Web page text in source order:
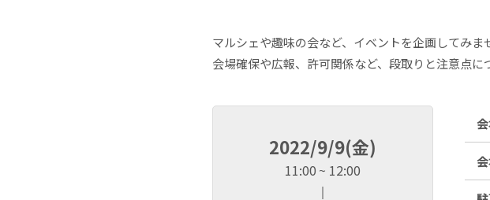
マルシェや趣味の会など、イベントを企画してみま
会場確保や広報、許可関係など、段取りと注意点に
2022/9/9(金)
11:00 12:00